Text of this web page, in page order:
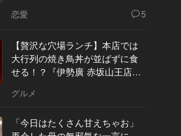
恋愛 5
【贅沢な穴場ランチ】本店では
大行列の焼き鳥丼が並ばずに食
せる！？『伊勢廣 赤坂山王店』
グルメ
「今日はたくさん甘えちゃお」